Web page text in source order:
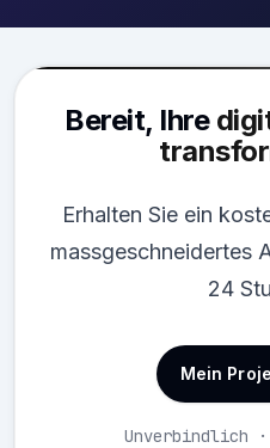
Bereit, Ihre
Erhalten Sie ein
massgeschneidertes
24
Mein
Unverbindlich